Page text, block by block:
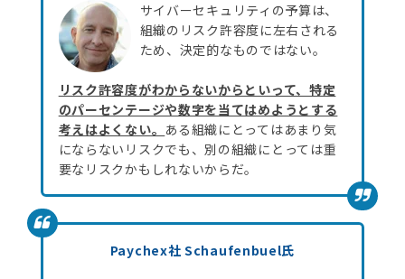
サイバーセキュリティの予算は、
組織のリスク許容度に左右される
ため、決定的なものではない。
リスク許容度がわからないからといって、特定
のパーセンテージや数字を当てはめようとする
考えはよくない。 ある組織にとってはあまり気
にならないリスクでも、別の組織にとっては重
要なリスクかもしれないからだ。
Paychex社 Schaufenbuel氏